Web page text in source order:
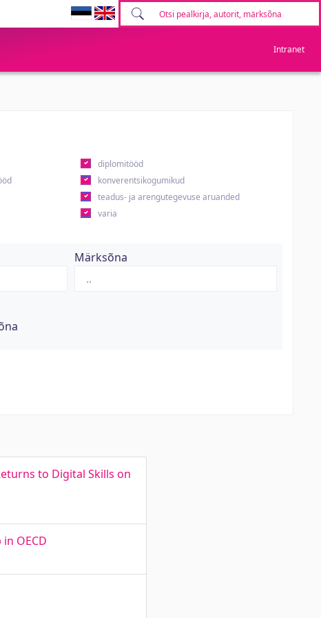
Intranet
diplomitööd
konverentsikogumikud
teadus- ja arengutegevuse aruanded
varia
Märksõna
to Digital Skills on
OECD